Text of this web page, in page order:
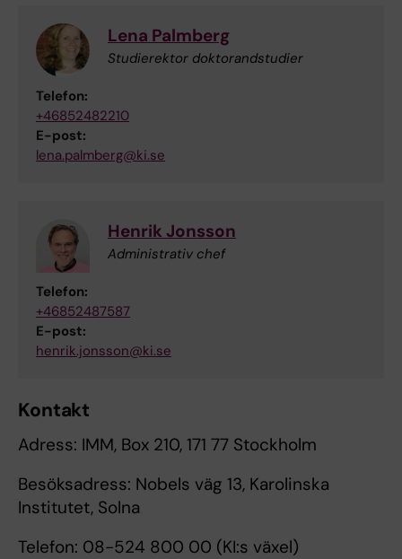
Lena Palmberg
Studierektor doktorandstudier
Telefon:
+46852482210
E-post:
lena.palmberg@ki.se
Henrik Jonsson
Administrativ chef
Telefon:
+46852487587
E-post:
henrik.jonsson@ki.se
Kontakt
Adress: IMM, Box 210, 171 77 Stockholm
Besöksadress: Nobels väg 13, Karolinska
Institutet, Solna
Telefon: 08-524 800 00 (KI:s växel)